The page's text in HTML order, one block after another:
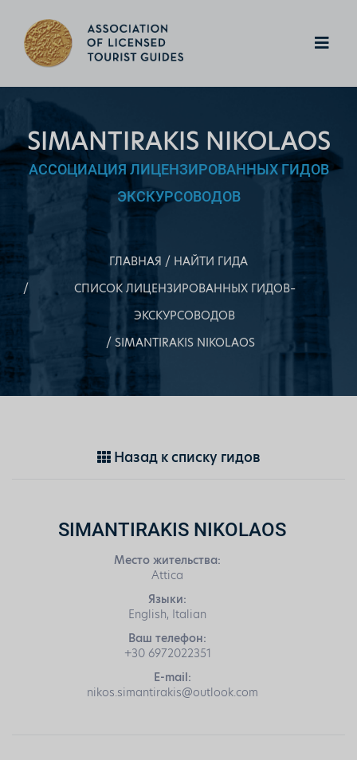
SIMANTIRAKIS NIKOLAOS
АССОЦИАЦИЯ ЛИЦЕНЗИРОВАННЫХ ГИДОВ
ЭКСКУРСОВОДОВ
ГЛАВНАЯ
НАЙТИ ГИДА
СПИСОК ЛИЦЕНЗИРОВАННЫХ ГИДОВ–
ЭКСКУРСОВОДОВ
SIMANTIRAKIS NIKOLAOS
Назад к списку гидов
SIMANTIRAKIS NIKOLAOS
Место жительства:
Attica
Языки:
English, Italian
Ваш телефон:
+30 6972022351
E-mail:
nikos.simantirakis@outlook.com